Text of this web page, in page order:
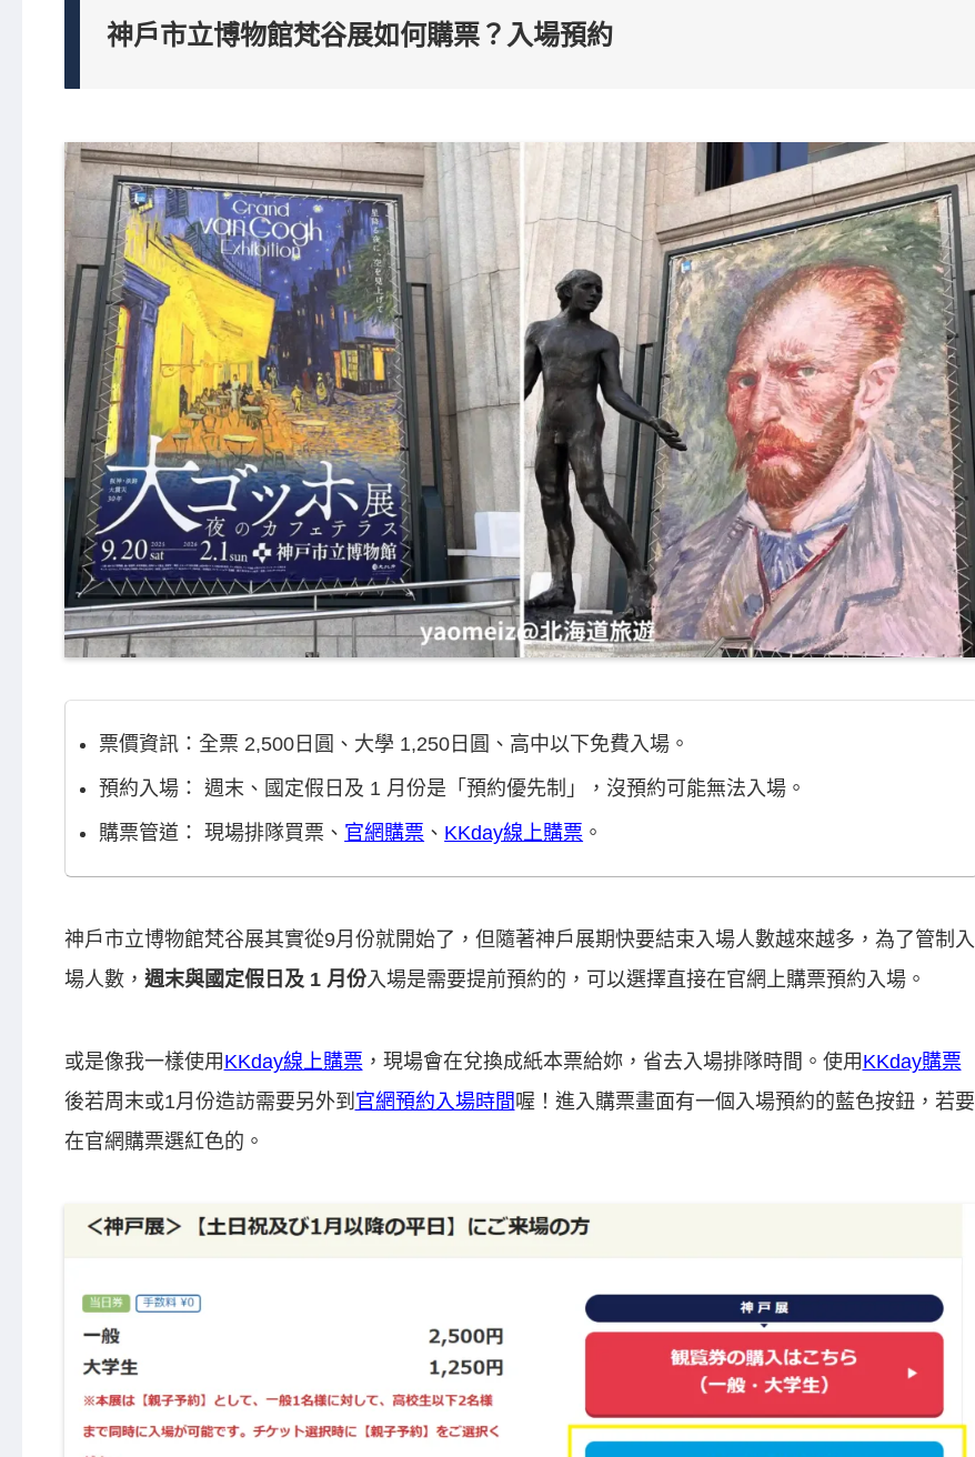
神戶市立博物館梵谷展如何購票？入場預約
票價資訊：全票 2,500日圓、大學 1,250日圓、高中以下免費入場。
預約入場： 週末、國定假日及 1 月份是「預約優先制」，沒預約可能無法入場。
購票管道： 現場排隊買票、 官網購票 、 KKday線上購票 。
神戶市立博物館梵谷展其實從9月份就開始了，但隨著神戶展期快要結束入場人數越來越多，為了管制入
場人數， 週末與國定假日及 1 月份入場是需要提前預約的，可以選擇直接在官網上購票預約入場。
或是像我一樣使用 KKday線上購票 ，現場會在兌換成紙本票給妳，省去入場排隊時間。使用 KKday購票
後若周末或1月份造訪需要另外到 官網預約入場時間喔！進入購票畫面有一個入場預約的藍色按鈕，若要
在官網購票選紅色的。